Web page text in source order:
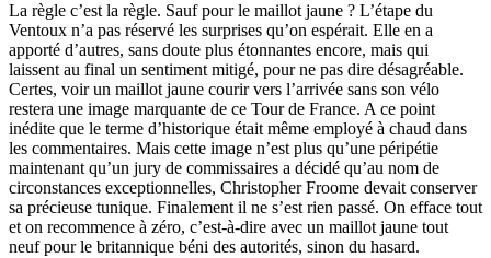
La règle c’est la règle. Sauf pour le maillot jaune ? L’étape du
Ventoux n’a pas réservé les surprises qu’on espérait. Elle en a
apporté d’autres, sans doute plus étonnantes encore, mais qui
laissent au final un sentiment mitigé, pour ne pas dire désagréable.
Certes, voir un maillot jaune courir vers l’arrivée sans son vélo
restera une image marquante de ce Tour de France. A ce point
inédite que le terme d’historique était même employé à chaud dans
les commentaires. Mais cette image n’est plus qu’une péripétie
maintenant qu’un jury de commissaires a décidé qu’au nom de
circonstances exceptionnelles, Christopher Froome devait conserver
sa précieuse tunique. Finalement il ne s’est rien passé. On efface tout
et on recommence à zéro, c’est-à-dire avec un maillot jaune tout
neuf pour le britannique béni des autorités, sinon du hasard.